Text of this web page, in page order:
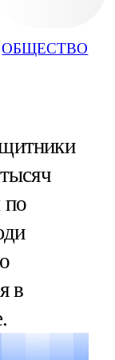
ОБЩЕСТВО
по
в